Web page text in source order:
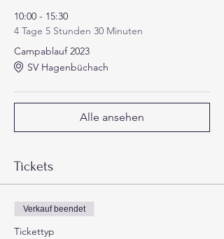
10:00 - 15:30
4 Tage 5 Stunden 30 Minuten
Campablauf 2023
SV Hagenbüchach
Alle ansehen
Tickets
Verkauf beendet
Tickettyp